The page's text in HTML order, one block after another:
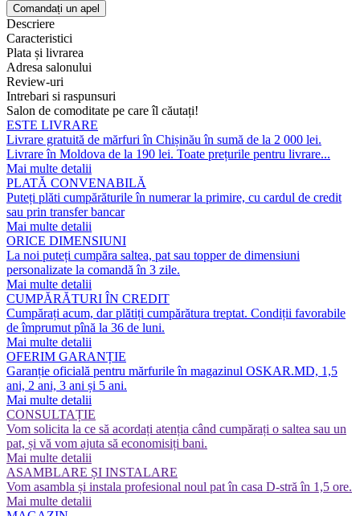
Comandați un apel
Descriere
Caracteristici
Plata și livrarea
Adresa salonului
Review-uri
Intrebari si raspunsuri
Salon de comoditate pe care îl căutați!
ESTE LIVRARE
Livrare gratuită de mărfuri în Chișinău în sumă de la 2 000 lei.
Livrare în Moldova de la 190 lei. Toate prețurile pentru livrare...
Mai multe detalii
PLATĂ CONVENABILĂ
Puteți plăti cumpărăturile în numerar la primire, cu cardul de credit
sau prin transfer bancar
Mai multe detalii
ORICE DIMENSIUNI
La noi puteți cumpăra saltea, pat sau topper de dimensiuni
personalizate la comandă în 3 zile.
Mai multe detalii
CUMPĂRĂTURI ÎN CREDIT
Cumpărați acum, dar plătiți cumpărătura treptat. Condiții favorabile
de împrumut pînă la 36 de luni.
Mai multe detalii
OFERIM GARANȚIE
Garanție oficială pentru mărfurile în magazinul OSKAR.MD, 1,5
ani, 2 ani, 3 ani și 5 ani.
Mai multe detalii
CONSULTAȚIE
Vom solicita la ce să acordați atenția când cumpărați o saltea sau un
pat, și vă vom ajuta să economisiți bani.
Mai multe detalii
ASAMBLARE ȘI INSTALARE
Vom asambla și instala profesional noul pat în casa D-stră în 1,5 ore.
Mai multe detalii